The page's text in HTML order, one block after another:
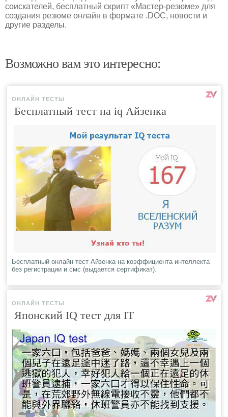
соискателей, бесплатный скрипт «Мастер-резюме» для
создания резюме онлайн в формате .DOC, новости и
другие разделы.
Возможно вам это интересно:
ОНЛАЙН ТЕСТЫ
Бесплатный тест на iq Айзенка
Бесплатный онлайн тест Айзенка на коэффициента интеллекта
без регистрации и смс (выдается сертификат).
ОНЛАЙН ТЕСТЫ
Японский IQ тест для IT